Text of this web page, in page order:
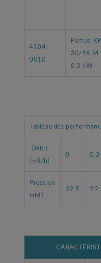
4104-
0010
Pompe
30/16 M
0,3 kW
Tableau des
Débit
(m3/h)
0 0,3
Pression
HMT
32,5 29